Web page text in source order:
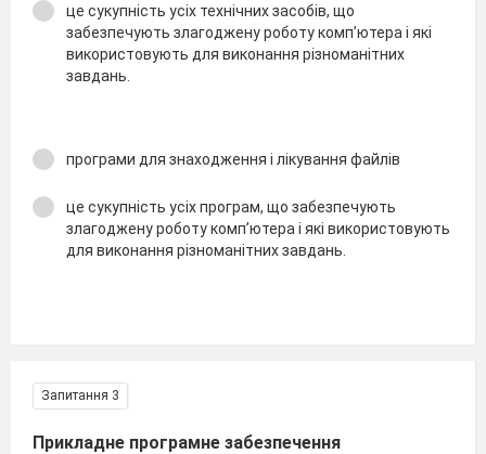
це сукупність усіх технічних засобів, що
забезпечують злагоджену роботу комп’ютера і які
використовують для виконання різноманітних
завдань.
програми для знаходження і лікування файлів
це сукупність усіх програм, що забезпечують
злагоджену роботу комп’ютера і які використовують
для виконання різноманітних завдань.
Запитання 3
Прикладне програмне забезпечення